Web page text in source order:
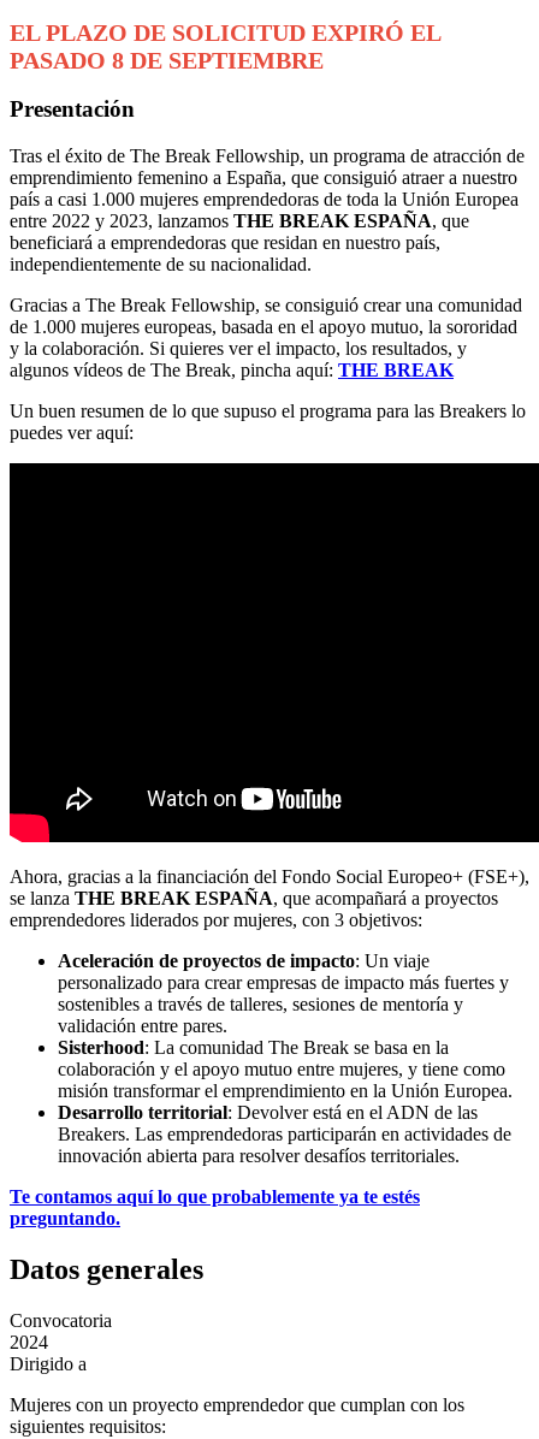
EL PLAZO DE SOLICITUD EXPIRÓ EL
PASADO 8 DE SEPTIEMBRE
Presentación
Tras el éxito de The Break Fellowship, un programa de atracción de
emprendimiento femenino a España, que consiguió atraer a nuestro
país a casi 1.000 mujeres emprendedoras de toda la Unión Europea
entre 2022 y 2023, lanzamos THE BREAK ESPAÑA, que
beneficiará a emprendedoras que residan en nuestro país,
independientemente de su nacionalidad.
Gracias a The Break Fellowship, se consiguió crear una comunidad
de 1.000 mujeres europeas, basada en el apoyo mutuo, la sororidad
y la colaboración. Si quieres ver el impacto, los resultados, y
algunos vídeos de The Break, pincha aquí: THE BREAK
Un buen resumen de lo que supuso el programa para las Breakers lo
puedes ver aquí:
Ahora, gracias a la financiación del Fondo Social Europeo+ (FSE+),
se lanza THE BREAK ESPAÑA, que acompañará a proyectos
emprendedores liderados por mujeres, con 3 objetivos:
Aceleración de proyectos de impacto: Un viaje
personalizado para crear empresas de impacto más fuertes y
sostenibles a través de talleres, sesiones de mentoría y
validación entre pares.
Sisterhood: La comunidad The Break se basa en la
colaboración y el apoyo mutuo entre mujeres, y tiene como
misión transformar el emprendimiento en la Unión Europea.
Desarrollo territorial: Devolver está en el ADN de las
Breakers. Las emprendedoras participarán en actividades de
innovación abierta para resolver desafíos territoriales.
Te contamos aquí lo que probablemente ya te estés
preguntando.
Datos generales
Convocatoria
2024
Dirigido a
Mujeres con un proyecto emprendedor que cumplan con los
siguientes requisitos: